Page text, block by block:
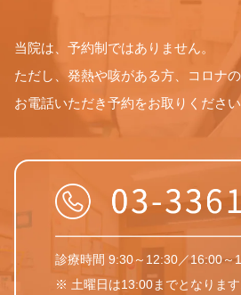
当院は、予約制ではありません。
ただし、発熱や咳がある方、コロナ
お電話いただき予約をお取りください
診療時間 9:30～12:30／16:00～
※ 土曜日は13:00までとなります